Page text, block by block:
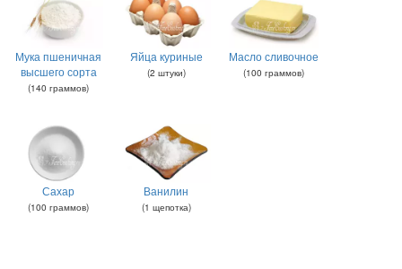
Мука пшеничная
высшего сорта
(140 граммов)
Яйца куриные
(2 штуки)
Масло сливочное
(100 граммов)
Сахар
(100 граммов)
Ванилин
(1 щепотка)